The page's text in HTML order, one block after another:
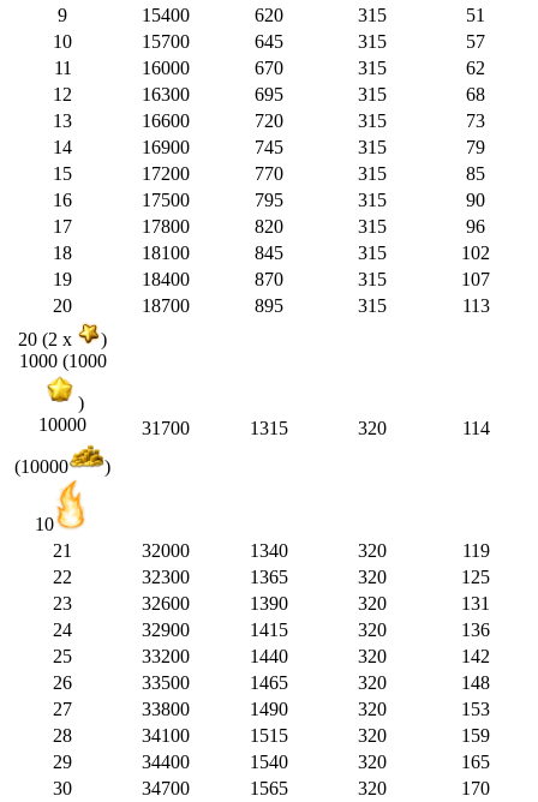
9
15400 620 315
51
10
15700 645 315
57
11
16000 670 315
62
12
16300 695 315
68
13
16600 720 315
73
14
16900 745 315
79
15
17200 770 315
85
16
17500 795 315
90
17
17800 820 315
96
18
18100 845 315
102
19
18400 870 315
107
20
18700 895 315
113
20 (2 x
)
1000 (1000
)
10000
(10000 )
10
31700 1315 320 114
21 32000 1340 320
119
22
32300 1365 320
125
23
32600 1390 320
131
24
32900 1415 320
136
25
33200 1440 320
142
26
33500 1465 320
148
27
33800 1490 320
153
28
34100 1515 320
159
29
34400 1540 320
165
30
34700 1565 320
170